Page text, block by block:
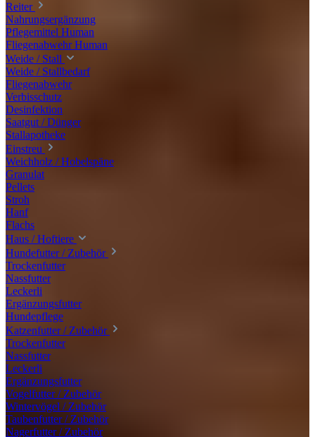
Reiter
Nahrungsergänzung
Pflegemittel Human
Fliegenabwehr Human
Weide / Stall
Weide / Stallbedarf
Fliegenabwehr
Verbisschutz
Desinfektion
Saatgut / Dünger
Stallapotheke
Einstreu
Weichholz / Hobelspäne
Granulat
Pellets
Stroh
Hanf
Flachs
Haus / Hoftiere
Hundefutter / Zubehör
Trockenfutter
Nassfutter
Leckerli
Ergänzungsfutter
Hundepflege
Katzenfutter / Zubehör
Trockenfutter
Nassfutter
Leckerli
Ergänzungsfutter
Vogelfutter / Zubehör
Wintervögel / Zubehör
Taubenfutter / Zubehör
Nagerfutter / Zubehör